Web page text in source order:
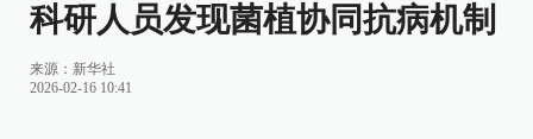
科研人员发现菌植协同抗病机制
来源： 新华社
2026-02-16 10:41